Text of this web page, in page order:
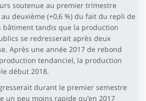
soutenue au premier trimestre
deuxième (+0,6 %) du fait du repli de
bâtiment tandis que la production
se redresserait après deux
Après une année 2017 de rebond
tendanciel, la production
début 2018.
durant le premier semestre
un peu moins rapide qu’en 2017